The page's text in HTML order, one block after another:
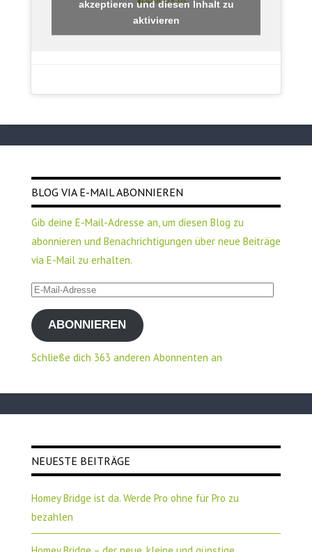
akzeptieren und diesen Inhalt zu
aktivieren
BLOG VIA E-MAIL ABONNIEREN
Gib deine E-Mail-Adresse an, um diesen Blog zu
abonnieren und Benachrichtigungen über neue Beiträge
via E-Mail zu erhalten.
E-
Mail-
AdresseABONNIEREN
Schließe dich 363 anderen Abonnenten an
NEUESTE BEITRÄGE
Homey Bridge ist da. Werde Pro ohne für Pro zu
bezahlen